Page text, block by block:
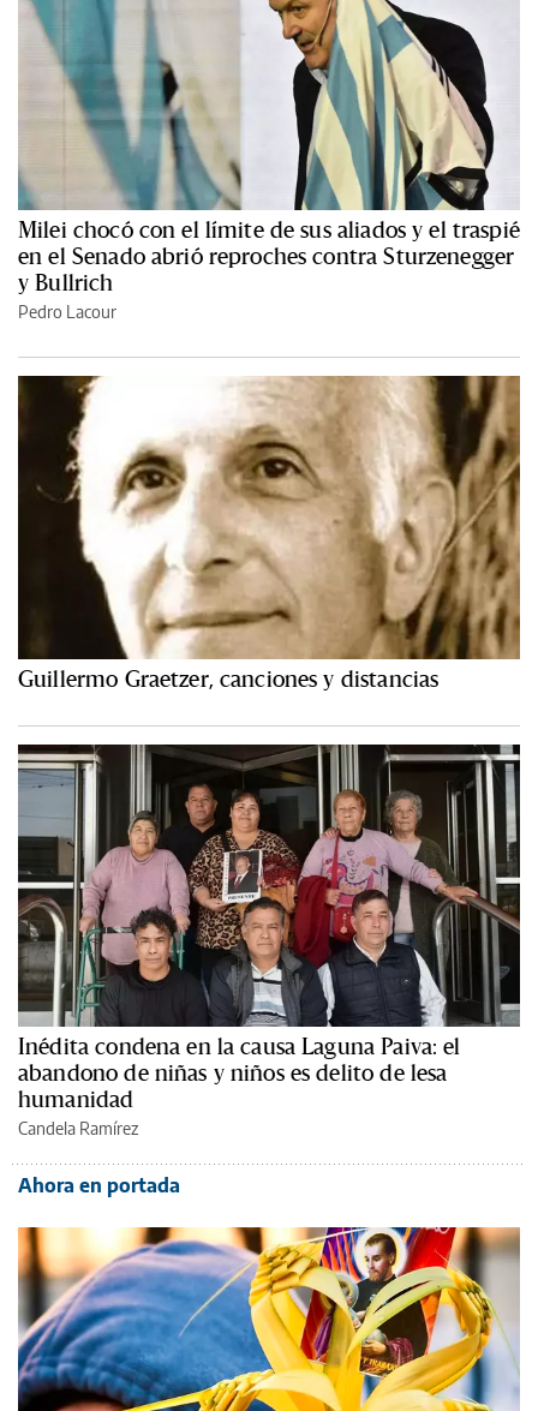
Milei chocó con el límite de sus aliados y el traspié
en el Senado abrió reproches contra Sturzenegger
y Bullrich
Pedro Lacour
Guillermo Graetzer, canciones y distancias
Inédita condena en la causa Laguna Paiva: el
abandono de niñas y niños es delito de lesa
humanidad
Candela Ramírez
Ahora en portada